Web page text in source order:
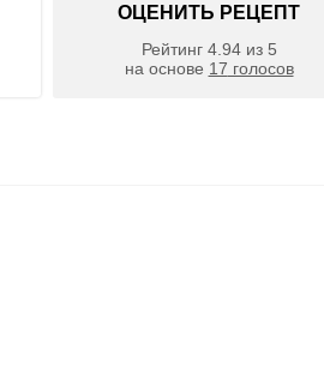
ОЦЕНИТЬ РЕЦЕПТ
Рейтинг 4.94из 5
на основе 17 голосов